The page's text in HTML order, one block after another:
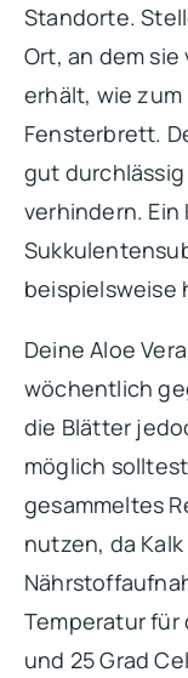
Standorte.
Ort, an dem
erhält, wie
Fensterbrett.
gut
verhindern.
beispielsweise
Deine Aloe
wöchentlich
die Blätter
möglich
gesammeltes
nutzen, da
Temperatur für
und 25 Grad